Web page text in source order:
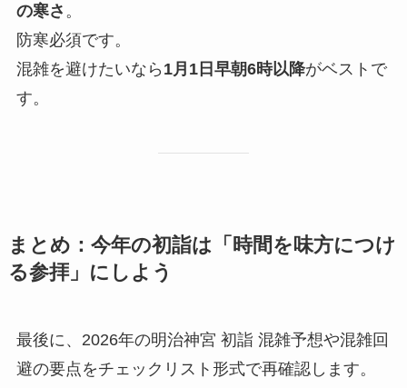
の寒さ 。
防寒必須です。
混雑を避けたいなら 1月1日早朝6時以降がベストで
す。
まとめ：今年の初詣は「時間を味方につけ
る参拝」にしよう
最後に、2026年の明治神宮 初詣 混雑予想や混雑回
避の要点をチェックリスト形式で再確認します。